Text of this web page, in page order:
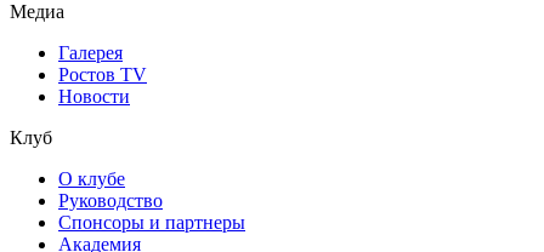
Медиа
Галерея
Ростов TV
Новости
Клуб
О клубе
Руководство
Спонсоры и партнеры
Академия